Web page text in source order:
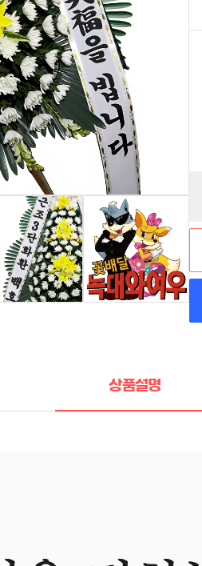
상품설명